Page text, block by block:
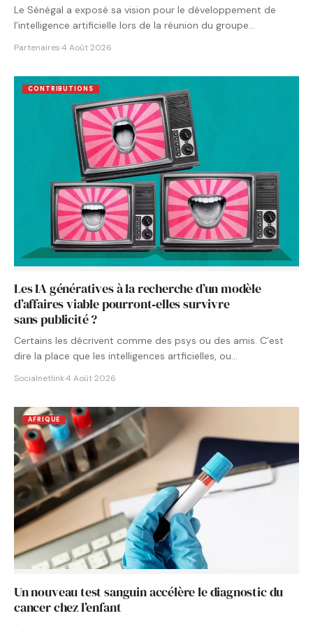
Le Sénégal a exposé sa vision pour le développement de
l’intelligence artificielle lors de la réunion du groupe…
Partenaires·4 Août 2026
CONTRIBUTIONS
Les IA génératives à la recherche d’un modèle
d’affaires viable pourront‑elles survivre
sans publicité ?
Certains les décrivent comme des psys ou des amis. C’est
dire la place que les intelligences artficielles, ou…
Socialnetlink·4 Août 2026
AFRIQUE
Un nouveau test sanguin accélère le diagnostic du
cancer chez l’enfant